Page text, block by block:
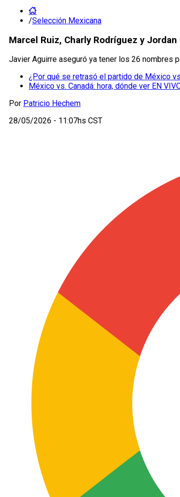
/Selección Mexicana
Marcel Ruiz, Charly Rodríguez y
Javier Aguirre aseguró ya tener los 26 nombres
¿Por qué se retrasó el partido de México
México vs. Canadá: hora, dónde ver EN
Por Patricio Hechem
28/05/2026 - 11:07hs CST